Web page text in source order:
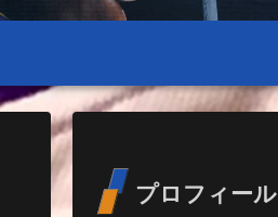
プロフィール